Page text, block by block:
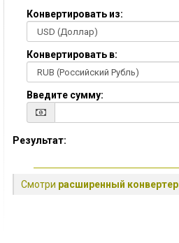
Конвертировать из:
Конвертировать в:
Введите сумму:
Результат:
Смотри расширенный конвертер